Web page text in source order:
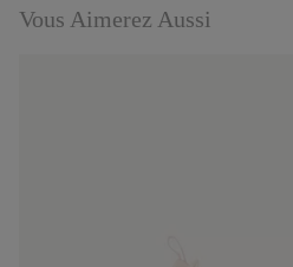
Vous Aimerez Aussi